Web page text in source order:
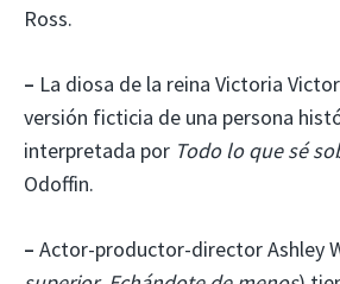
Ross.
– La diosa de la reina Victoria
versión ficticia de una persona
interpretada por Todo lo que sé
Odoffin.
– Actor-productor-director Ashley